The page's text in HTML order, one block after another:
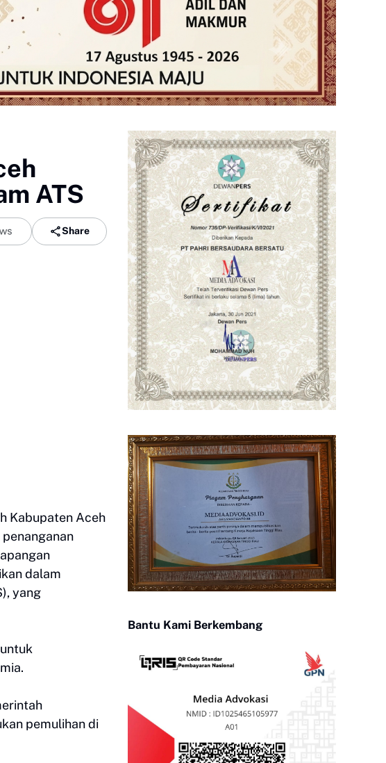
ATS
Share
Kabupaten Aceh
penanganan
dalam
yang
pemulihan di
Bantu Kami Berkembang